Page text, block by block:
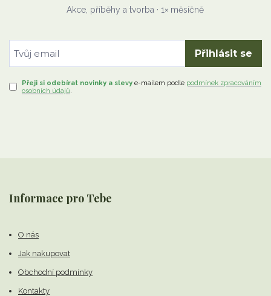
Akce, příběhy a tvorba · 1× měsíčně
Přihlásit se
Přeji si odebírat novinky a slevy e-mailem podle podmínek zpracováním
osobních údajů.
Informace pro Tebe
O nás
Jak nakupovat
Obchodní podmínky
Kontakty